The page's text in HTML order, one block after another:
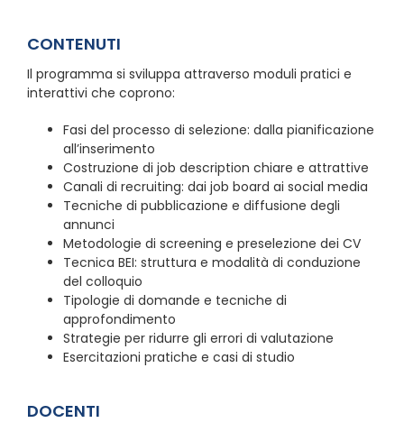
CONTENUTI
Il programma si sviluppa attraverso moduli pratici e
interattivi che coprono:
Fasi del processo di selezione: dalla pianificazione
all’inserimento
Costruzione di job description chiare e attrattive
Canali di recruiting: dai job board ai social media
Tecniche di pubblicazione e diffusione degli
annunci
Metodologie di screening e preselezione dei CV
Tecnica BEI: struttura e modalità di conduzione
del colloquio
Tipologie di domande e tecniche di
approfondimento
Strategie per ridurre gli errori di valutazione
Esercitazioni pratiche e casi di studio
DOCENTI